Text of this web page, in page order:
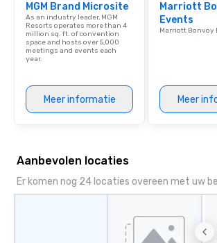
MGM Brand Microsite
As an industry leader, MGM
Resorts operates more than 4
million sq. ft. of convention
space and hosts over 5,000
meetings and events each
year.
Meer informatie
Marriott
Events
Marriott Bonvoy
Meer
Aanbevolen locaties
Er komen nog 24 locaties overeen met uw